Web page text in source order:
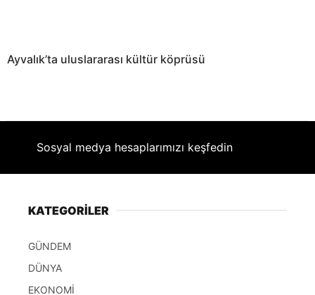
Ayvalık’ta uluslararası kültür köprüsü
Sosyal medya hesaplarımızı keşfedin
KATEGORİLER
GÜNDEM
DÜNYA
EKONOMİ